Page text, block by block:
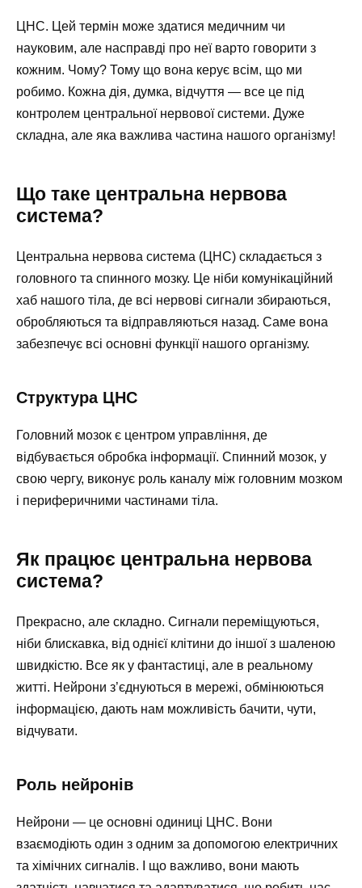
ЦНС. Цей термін може здатися медичним чи
науковим, але насправді про неї варто говорити з
кожним. Чому? Тому що вона керує всім, що ми
робимо. Кожна дія, думка, відчуття — все це під
контролем центральної нервової системи. Дуже
складна, але яка важлива частина нашого організму!
Що таке центральна нервова
система?
Центральна нервова система (ЦНС) складається з
головного та спинного мозку. Це ніби комунікаційний
хаб нашого тіла, де всі нервові сигнали збираються,
обробляються та відправляються назад. Саме вона
забезпечує всі основні функції нашого організму.
Структура ЦНС
Головний мозок є центром управління, де
відбувається обробка інформації. Спинний мозок, у
свою чергу, виконує роль каналу між головним мозком
і периферичними частинами тіла.
Як працює центральна нервова
система?
Прекрасно, але складно. Сигнали переміщуються,
ніби блискавка, від однієї клітини до іншої з шаленою
швидкістю. Все як у фантастиці, але в реальному
житті. Нейрони з’єднуються в мережі, обмінюються
інформацією, дають нам можливість бачити, чути,
відчувати.
Роль нейронів
Нейрони — це основні одиниці ЦНС. Вони
взаємодіють один з одним за допомогою електричних
та хімічних сигналів. І що важливо, вони мають